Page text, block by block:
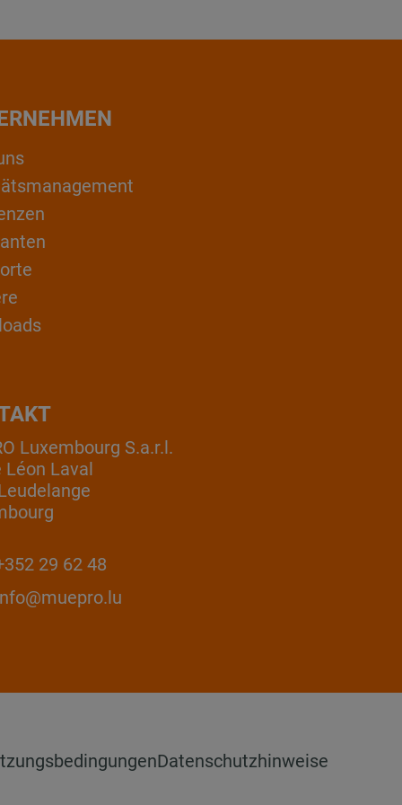
Luxembourg S.a.r.l.
Léon Laval
29 62 48
Datenschutzhinweise